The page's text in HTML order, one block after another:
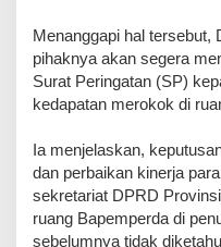
‎Menanggapi hal tersebut,
pihaknya akan segera
Surat Peringatan (SP)
kedapatan merokok di
‎Ia menjelaskan,
dan perbaikan kinerja
sekretariat DPRD
ruang Bapemperda di
sebelumnya tidak